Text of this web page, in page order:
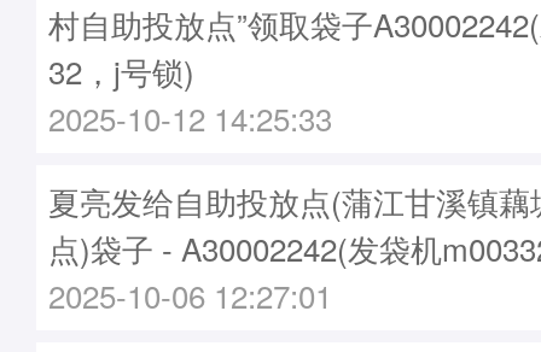
村自助投放点”领取袋子
32，j号锁)
2025-10-12 14:25:33
夏亮发给自助投放点(蒲江甘溪镇
点)袋子 - A30002242(发袋机
2025-10-06 12:27:01